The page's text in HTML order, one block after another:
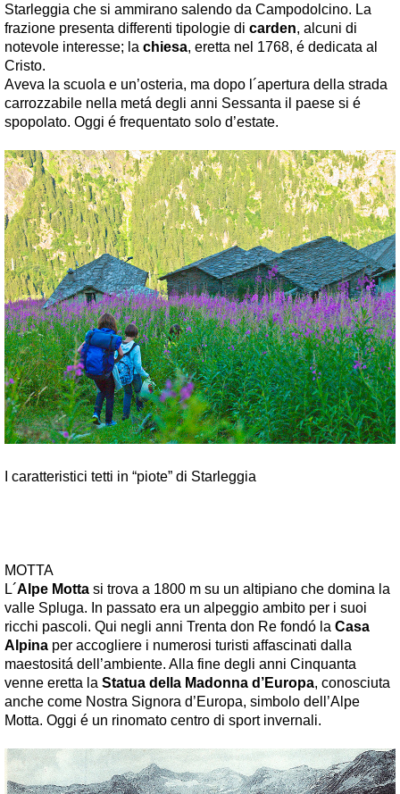
Starleggia che si ammirano salendo da Campodolcino. La
frazione presenta differenti tipologie di carden, alcuni di
notevole interesse; la chiesa, eretta nel 1768, é dedicata al
Cristo.
Aveva la scuola e un’osteria, ma dopo l´apertura della strada
carrozzabile nella metá degli anni Sessanta il paese si é
spopolato. Oggi é frequentato solo d’estate.
I caratteristici tetti in “piote” di Starleggia
MOTTA
L´Alpe Motta si trova a 1800 m su un altipiano che domina la
valle Spluga. In passato era un alpeggio ambito per i suoi
ricchi pascoli. Qui negli anni Trenta don Re fondó la Casa
Alpina per accogliere i numerosi turisti affascinati dalla
maestositá dell’ambiente. Alla fine degli anni Cinquanta
venne eretta la Statua della Madonna d’Europa, conosciuta
anche come Nostra Signora d’Europa, simbolo dell’Alpe
Motta. Oggi é un rinomato centro di sport invernali.